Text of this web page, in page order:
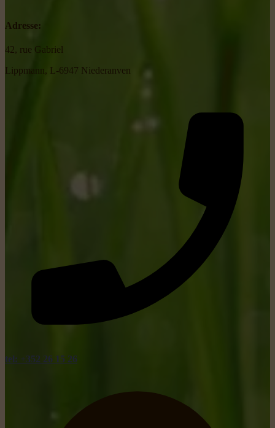
Adresse:
42, rue Gabriel
Lippmann, L-6947 Niederanven
tel: +352 26 15 26